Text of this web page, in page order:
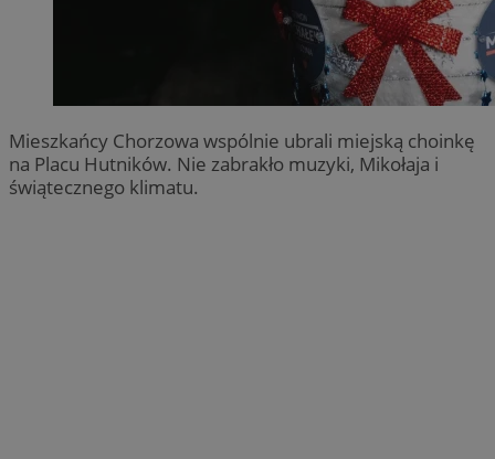
Mieszkańcy Chorzowa wspólnie ubrali miejską choinkę
na Placu Hutników. Nie zabrakło muzyki, Mikołaja i
świątecznego klimatu.